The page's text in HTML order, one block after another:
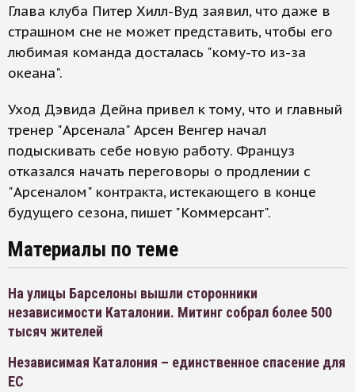
Глава клуба Питер Хилл-Вуд заявил, что даже в
страшном сне не может представить, чтобы его
любимая команда досталась "кому-то из-за
океана".
Уход Дэвида Дейна привел к тому, что и главный
тренер "Арсенала" Арсен Венгер начал
подыскивать себе новую работу. Француз
отказался начать переговоры о продлении с
"Арсеналом" контракта, истекающего в конце
будущего сезона, пишет "Коммерсант".
Материалы по теме
На улицы Барселоны вышли сторонники
независимости Каталонии. Митинг собрал более 500
тысяч жителей
Независимая Каталония – единственное спасение для
ЕС